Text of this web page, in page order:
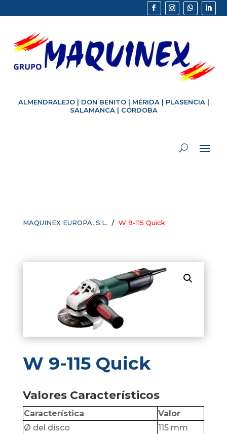
ALMENDRALEJO| DON BENITO| MÉRIDA| PLASENCIA|
SALAMANCA| CÓRDOBA
MAQUINEX EUROPA, S.L. / W 9-115 Quick
W 9-115 Quick
Valores Característicos
Característica
Valor
Ø del disco
115 mm